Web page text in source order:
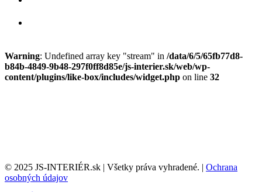
Warning: Undefined array key "stream" in /data/6/5/65fb77d8-
b84b-4849-9b48-297f0ff8d85e/js-interier.sk/web/wp-
content/plugins/like-box/includes/widget.php on line 32
© 2025 JS-INTERIÉR.sk | Všetky práva vyhradené. | Ochrana
osobných údajov